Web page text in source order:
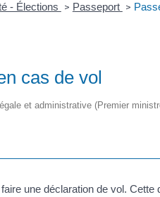
- Élections > Passeport >
cas de vol
et administrative (Premier
une déclaration de vol.